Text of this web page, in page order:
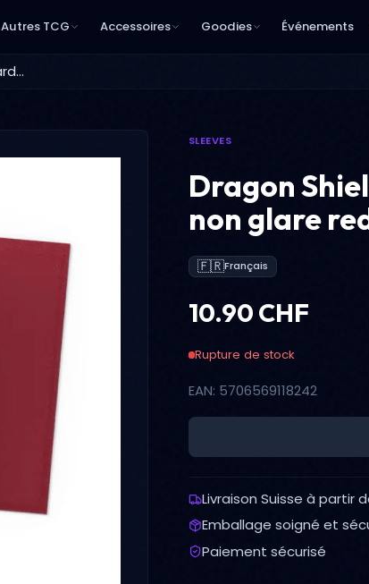
Autres TCG Accessoires Goodies Événements
Dragon Shield - Standard Sleeves - non glare red (100 Sleeves)
SLEEVES
Dragon
non glare
🇫🇷Français
10.90 CHF
Rupture de stock
EAN: 5706569118242
Livraison Suisse à partir
Emballage soigné et
Paiement sécurisé